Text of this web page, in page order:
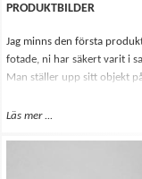
PRODUKTBILDER
Jag minns den första
fotade, ni har säkert varit i
Man ställer upp sitt objekt
allt som kan avslöja att man
Läs merOm Ett enkelt sätt
...